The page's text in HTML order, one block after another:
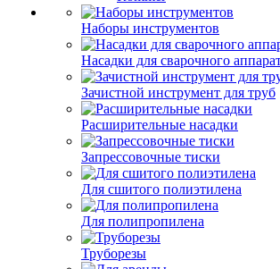
Наборы инструментов
Насадки для сварочного
Зачистной инструмент для труб
Расширительные насадки
Запрессовочные тиски
Для сшитого полиэтилена
Для полипропилена
Труборезы